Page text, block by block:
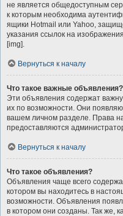
не является общедоступным
к которым необходима
ящики Hotmail или Yahoo,
указания ссылок на
[img].
Вернуться к началу
Что такое важные объявления?
Эти объявления содержат
их по возможности. Они
вашем личном разделе. Права
предоставляются
Вернуться к началу
Что такое объявления?
Объявления чаще всего
котором вы находитесь в
возможности. Объявления
в котором они созданы. Так же,